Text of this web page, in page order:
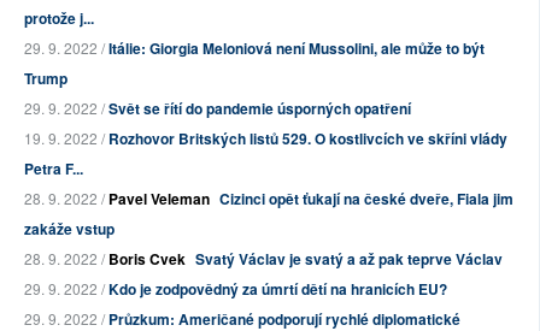
protože j...
29. 9. 2022 /Itálie: Giorgia Meloniová není Mussolini, ale může to být
Trump
29. 9. 2022 /Svět se řítí do pandemie úsporných opatření
19. 9. 2022 /Rozhovor Britských listů 529. O kostlivcích ve skříni vlády
Petra F...
28. 9. 2022 /Pavel Veleman Cizinci opět ťukají na české dveře, Fiala jim
zakáže vstup
28. 9. 2022 /Boris Cvek Svatý Václav je svatý a až pak teprve Václav
29. 9. 2022 /Kdo je zodpovědný za úmrtí dětí na hranicích EU?
29. 9. 2022 /Průzkum: Američané podporují rychlé diplomatické